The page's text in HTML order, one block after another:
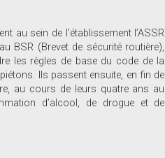
au sein de l’établissement l’ASSR
BSR (Brevet de sécurité routière),
les règles de base du code de la
Ils passent ensuite, en fin de
au cours de leurs quatre ans au
d’alcool, de drogue et de